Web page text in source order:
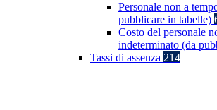
Personale non a
pubblicare in tabelle)
Costo del personale
indeterminato (da
Tassi di assenza 214